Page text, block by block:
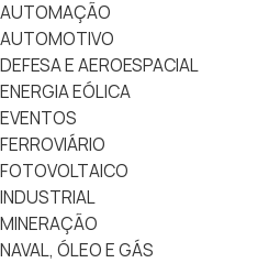
AUTOMAÇÃO
AUTOMOTIVO
DEFESA E AEROESPACIAL
ENERGIA EÓLICA
EVENTOS
FERROVIÁRIO
FOTOVOLTAICO
INDUSTRIAL
MINERAÇÃO
NAVAL, ÓLEO E GÁS